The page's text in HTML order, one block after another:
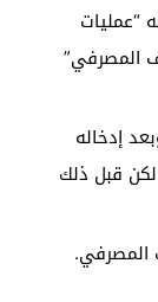
“عمليات
المصرفي”
إدخاله
قبل ذلك
المصرفي.